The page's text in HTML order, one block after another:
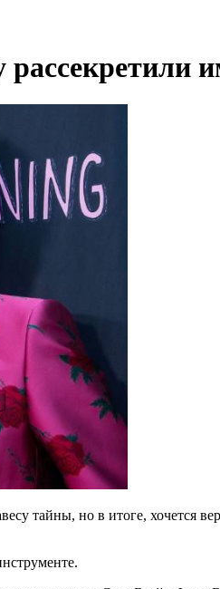
тайны, но в итоге, хочется